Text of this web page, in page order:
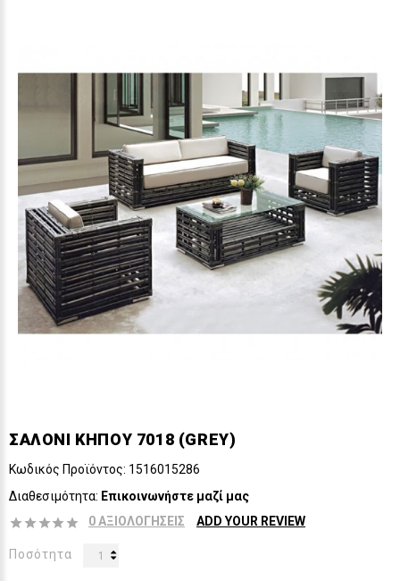
ΣΑΛΟΝΙ ΚΗΠΟΥ 7018 (GREY)
Κωδικός Προϊόντος: 1516015286
Διαθεσιμότητα: Επικοινωνήστε μαζί μας
0 ΑΞΙΟΛΟΓΉΣΕΙΣ
ADD YOUR REVIEW
Ποσότητα